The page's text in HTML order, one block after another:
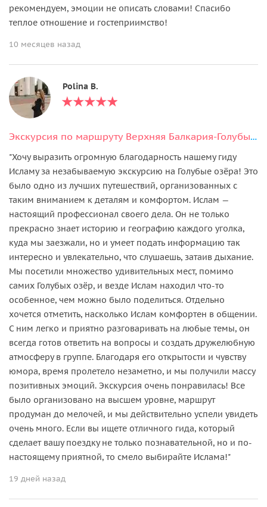
рекомендуем, эмоции не описать словами! Спасибо
теплое отношение и гостеприимство!
10 месяцев назад
Polina B.
Экскурсия по маршруту Верхняя Балкария-Голубые озера-горячие источники
"Хочу выразить огромную благодарность нашему гиду
Исламу за незабываемую экскурсию на Голубые озёра! Это
было одно из лучших путешествий, организованных с
таким вниманием к деталям и комфортом. Ислам —
настоящий профессионал своего дела. Он не только
прекрасно знает историю и географию каждого уголка,
куда мы заезжали, но и умеет подать информацию так
интересно и увлекательно, что слушаешь, затаив дыхание.
Мы посетили множество удивительных мест, помимо
самих Голубых озёр, и везде Ислам находил что-то
особенное, чем можно было поделиться. Отдельно
хочется отметить, насколько Ислам комфортен в общении.
С ним легко и приятно разговаривать на любые темы, он
всегда готов ответить на вопросы и создать дружелюбную
атмосферу в группе. Благодаря его открытости и чувству
юмора, время пролетело незаметно, и мы получили массу
позитивных эмоций. Экскурсия очень понравилась! Все
было организовано на высшем уровне, маршрут
продуман до мелочей, и мы действительно успели увидеть
очень много. Если вы ищете отличного гида, который
сделает вашу поездку не только познавательной, но и по-
настоящему приятной, то смело выбирайте Ислама!"
19 дней назад